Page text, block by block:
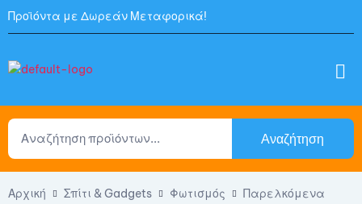
Προϊόντα με Δωρεάν Μεταφορικά!
Αναζήτηση
Αρχική Σπίτι & Gadgets Φωτισμός
Παρελκόμενα